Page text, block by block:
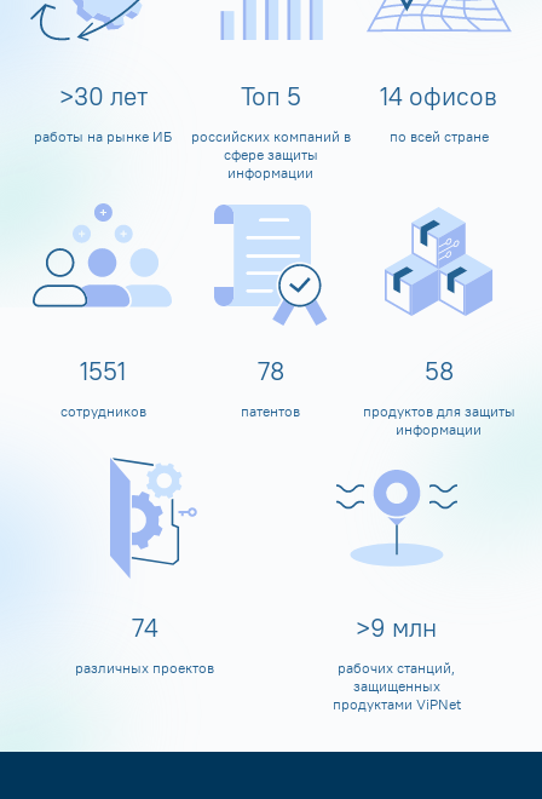
>30 лет
работы на рынке ИБ
Топ 5
российских компаний в
сфере защиты
информации
14 офисов
по всей стране
1600
сотрудников
80
патентов
60
продуктов для защиты
информации
80
различных проектов
>10 млн
рабочих станций,
защищенных
продуктами ViPNet